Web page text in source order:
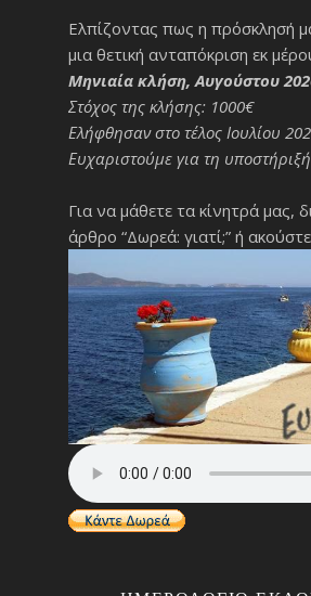
Ελπίζοντας πως η πρόσκλησή
μια θετική ανταπόκριση εκ
Μηνιαία κλήση, Αυγούστου
Στόχος της κλήσης: 1000€
Ελήφθησαν στο τέλος Ιουλίου
Ευχαριστούμε για τη
Για να μάθετε τα κίνητρά μας,
άρθρο “Δωρεά: γιατί;” ή